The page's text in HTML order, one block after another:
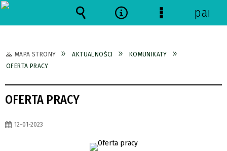
MAPA STRONY AKTUALNOŚCI
KOMUNIKATY
OFERTA PRACY
OFERTA PRACY
12-01-2023
Wyszukiwarka
NarzędziaMenu
panel